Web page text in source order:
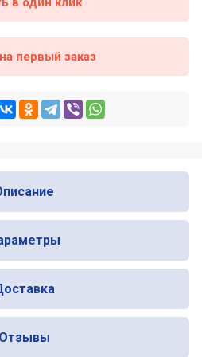
уже
первый заказ
Отзывы